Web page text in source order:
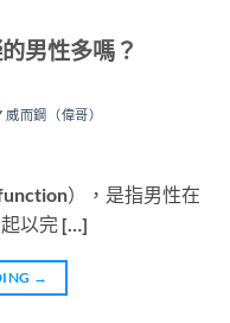
男性多嗎？
威而鋼（偉哥）
），是指男性在
以完 […]
→